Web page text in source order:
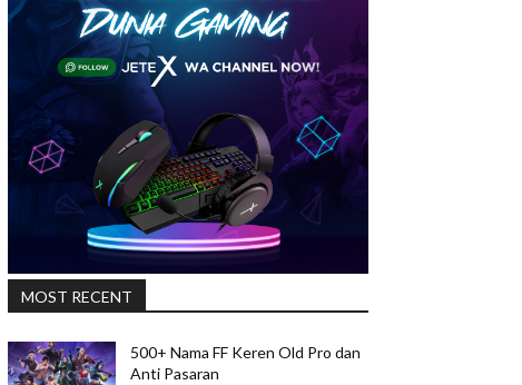
MOST RECENT
500+ Nama FF Keren Old Pro dan
Anti Pasaran